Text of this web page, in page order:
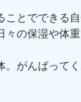
とでできる
々の保湿や体
がんばって